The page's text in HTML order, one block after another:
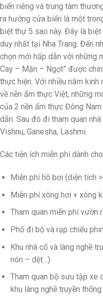
biển riêng và trung tâm
ra hướng cửa biển là một
biệt thự 5 sao này. Đây là
duy nhất tại Nha Trang. Đến
chọn mới hấp dẫn với những
Cay – Mặn – Ngọt” được
thực hiện. Với nhiều năm
về nền ẩm thực Việt, những
của 2 nền ẩm thực Đông
dẫn. Sau đó đi tham quan nhà
Vishnu, Ganesha, Lashmi.
Các tiện ích miễn phí
Miễn phí hồ bơi (diện tích
Miễn phí xông hơi + xông
Tham quan miễn phí vườn
Phố đi bộ và rạp chiếu
Khu nhà cổ và làng nghề
nón – dệt…)
Tham quan bộ sưu tập xe
khu làng nghề truyền thống